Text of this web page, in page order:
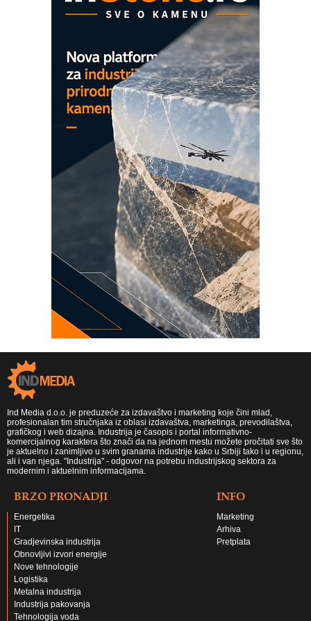
rešenja
Marcom-plast d.o.o.- vaš pouzdan
Ind Media d.o.o. je preduzeće za izdavaštvo i marketing koje čini mlad,
profesionalan tim stručnjaka iz oblasi izdavaštva, marketinga, prevodilaštva,
grafičkog i web dizajna. Industrija je časopis i portal informativno-
komercijalnog karaktera što znači da na jednom mestu možete pročitati sve što
je aktuelno i zanimljivo u svim granama industrije kako u Srbiji tako i u regionu,
ali i van njega. "Industrija" - odgovor na potrebu industrijskog sektora za
modernim i aktuelnim informacijama.
BRZO PRONADJI
Energetika
IT
Gradjevinska industrija
Obnovljivi izvori energije
Nove tehnologije
Logistika
Metalna industrija
Industrija pakovanja
Tehnologija voda
INFO
Marketing
Arhiva
Pretplata